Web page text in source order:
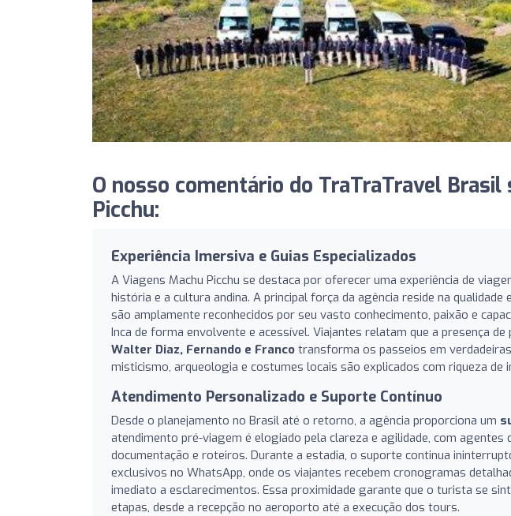
O nosso comentário do TraTraTravel Brasil
Picchu:
Experiência Imersiva e Guias Especializados
A Viagens Machu Picchu se destaca por oferecer uma experiência de
história e a cultura andina. A principal força da agência reside na qualidade
são amplamente reconhecidos por seu vasto conhecimento, paixão e
Inca de forma envolvente e acessível. Viajantes relatam que a presença
Walter Diaz, Fernando e Franco transforma os passeios em
misticismo, arqueologia e costumes locais são explicados com riqueza de
Atendimento Personalizado e Suporte Contínuo
Desde o planejamento no Brasil até o retorno, a agência proporciona um
atendimento pré-viagem é elogiado pela clareza e agilidade, com agentes
documentação e roteiros. Durante a estadia, o suporte continua
exclusivos no WhatsApp, onde os viajantes recebem cronogramas
imediato a esclarecimentos. Essa proximidade garante que o turista se
etapas, desde a recepção no aeroporto até a execução dos tours.